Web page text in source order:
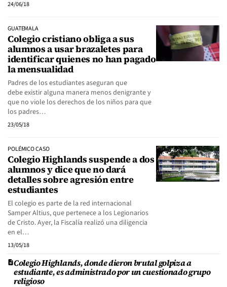
24/06/18
GUATEMALA
Colegio cristiano obliga a sus
alumnos a usar brazaletes para
identificar quienes no han pagado
la mensualidad
Padres de los estudiantes aseguran que
debe existir alguna manera menos denigrante y
que no viole los derechos de los niños para que
los padres…
23/05/18
POLÉMICO CASO
Colegio Highlands suspende a dos
alumnos y dice que no dará
detalles sobre agresión entre
estudiantes
El colegio es parte de la red internacional
Samper Altius, que pertenece a los Legionarios
de Cristo. Ayer, la Fiscalía realizó una diligencia
en el…
13/05/18
Colegio Highlands, donde dieron brutal golpiza a
estudiante, es administrado por un cuestionado grupo
religioso